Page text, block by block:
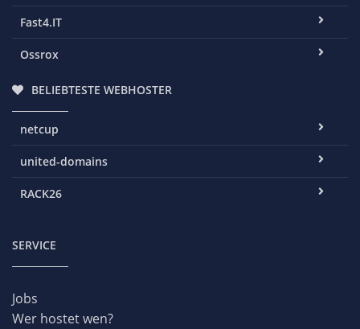
Fast4.IT
Ossrox
BELIEBTESTE WEBHOSTER
netcup
united-domains
RACK26
SERVICE
Jobs
Wer hostet wen?